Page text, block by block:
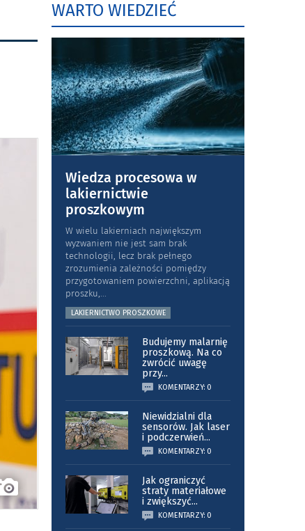
WARTO WIEDZIEĆ
Wiedza procesowa w
lakiernictwie
proszkowym
W wielu lakierniach największym
wyzwaniem nie jest sam brak
technologii, lecz brak pełnego
zrozumienia zależności pomiędzy
przygotowaniem powierzchni, aplikacją
proszku,...
LAKIERNICTWO PROSZKOWE
Budujemy malarnię
proszkową. Na co
zwrócić uwagę
przy...
KOMENTARZY: 0
Niewidzialni dla
sensorów. Jak laser
i podczerwień...
KOMENTARZY: 0
Jak ograniczyć
straty materiałowe
i zwiększyć...
KOMENTARZY: 0